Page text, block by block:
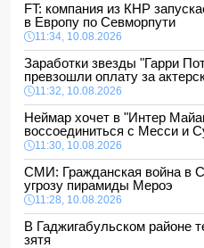
FT: компания из КНР
в Европу по Севморпути
11:34, 10.08.2026
Заработки звезды "Гарри
превзошли оплату за
11:32, 10.08.2026
Неймар хочет в "Интер
воссоединиться с Месси и
11:30, 10.08.2026
СМИ: Гражданская война в
угрозу пирамиды Мероэ
11:28, 10.08.2026
В Гаджигабульском районе
зятя